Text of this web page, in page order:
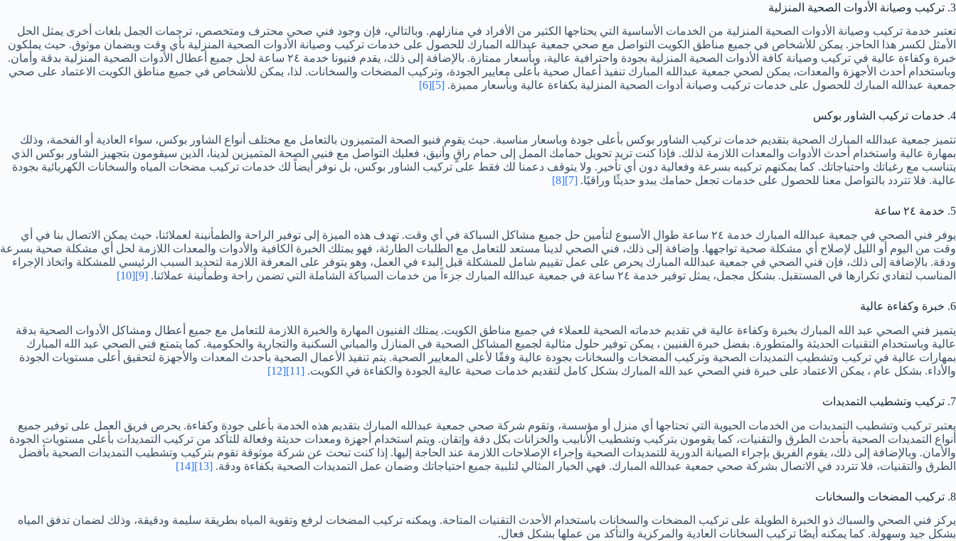
3. تركيب وصيانة الأدوات الصحية المنزلية
تعتبر خدمة تركيب وصيانة الأدوات الصحية المنزلية من الخدمات الأساسية التي يحتاجها الكثير من الأفراد في منازلهم. وبالتالي، فإن وجود فني صحي محترف ومتخصص، ترجمات الجمل بلغات أخرى يمثل الحل
الأمثل لكسر هذا الحاجز. يمكن للأشخاص في جميع مناطق الكويت التواصل مع صحي جمعية عبدالله المبارك للحصول على خدمات تركيب وصيانة الأدوات الصحية المنزلية بأي وقت وبضمان موثوق. حيث يملكون
خبرة وكفاءة عالية في تركيب وصيانة كافة الأدوات الصحية المنزلية بجودة واحترافية عالية، وبأسعار ممتازة. بالإضافة إلى ذلك، يقدم فنيونا خدمة ٢٤ ساعة لحل جميع أعطال الأدوات الصحية المنزلية بدقة وأمان.
وباستخدام أحدث الأجهزة والمعدات، يمكن لصحي جمعية عبدالله المبارك تنفيذ أعمال صحية بأعلى معايير الجودة، وتركيب المضخات والسخانات. لذا، يمكن للأشخاص في جميع مناطق الكويت الاعتماد على صحي
جمعية عبدالله المبارك للحصول على خدمات تركيب وصيانة أدوات الصحية المنزلية بكفاءة عالية وبأسعار مميزة. [5]
[6]
4. خدمات تركيب الشاور بوكس
تتميز جمعية عبدالله المبارك الصحية بتقديم خدمات تركيب الشاور بوكس بأعلى جودة وباسعار مناسبة. حيث يقوم فنيو الصحة المتميزون بالتعامل مع مختلف أنواع الشاور بوكس، سواء العادية أو الفخمة، وذلك
بمهارة عالية واستخدام أحدث الأدوات والمعدات اللازمة لذلك. فإذا كنت تريد تحويل حمامك الممل إلى حمام راقٍ وأنيق، فعليك التواصل مع فنيي الصحة المتميزين لدينا، الذين سيقومون بتجهيز الشاور بوكس الذي
يتناسب مع رغباتك واحتياجاتك. كما يمكنهم تركيبه بسرعة وفعالية دون أي تأخير. ولا يتوقف دعمنا لك فقط على تركيب الشاور بوكس، بل نوفر أيضاً لك خدمات تركيب مضخات المياه والسخانات الكهربائية بجودة
عالية. فلا تتردد بالتواصل معنا للحصول على خدمات تجعل حمامك يبدو حديثًا وراقيًا. [7]
[8]
5. خدمة ٢٤ ساعة
يوفر فني الصحي في جمعية عبدالله المبارك خدمة ٢٤ ساعة طوال الأسبوع لتأمين حل جميع مشاكل السباكة في أي وقت. تهدف هذه الميزة إلى توفير الراحة والطمأنينة لعملائنا، حيث يمكن الاتصال بنا في أي
وقت من اليوم أو الليل لإصلاح أي مشكلة صحية تواجهها. وإضافة إلى ذلك، فني الصحي لدينا مستعد للتعامل مع الطلبات الطارئة، فهو يمتلك الخبرة الكافية والأدوات والمعدات اللازمة لحل أي مشكلة صحية بسرعة
ودقة. بالإضافة إلى ذلك، فإن فني الصحي في جمعية عبدالله المبارك يحرص على عمل تقييم شامل للمشكلة قبل البدء في العمل، وهو يتوفر على المعرفة اللازمة لتحديد السبب الرئيسي للمشكلة واتخاذ الإجراء
المناسب لتفادي تكرارها في المستقبل. بشكل مجمل، يمثل توفير خدمة ٢٤ ساعة في جمعية عبدالله المبارك جزءاً من خدمات السباكة الشاملة التي تضمن راحة وطمأنينة عملائنا.
[9]
[10]
6. خبرة وكفاءة عالية
يتميز فني الصحي عبد الله المبارك بخبرة وكفاءة عالية في تقديم خدماته الصحية للعملاء في جميع مناطق الكويت. يمتلك الفنيون المهارة والخبرة اللازمة للتعامل مع جميع أعطال ومشاكل الأدوات الصحية بدقة
عالية وباستخدام التقنيات الحديثة والمتطورة. بفضل خبرة الفنيين ، يمكن توفير حلول مثالية لجميع المشاكل الصحية في المنازل والمباني السكنية والتجارية والحكومية. كما يتمتع فني الصحي عبد الله المبارك
بمهارات عالية في تركيب وتشطيب التمديدات الصحية وتركيب المضخات والسخانات بجودة عالية وفقًا لأعلى المعايير الصحية. يتم تنفيذ الأعمال الصحية بأحدث المعدات والأجهزة لتحقيق أعلى مستويات الجودة
والأداء. بشكل عام ، يمكن الاعتماد على خبرة فني الصحي عبد الله المبارك بشكل كامل لتقديم خدمات صحية عالية الجودة والكفاءة في الكويت. [11]
[12]
7. تركيب وتشطيب التمديدات
يعتبر تركيب وتشطيب التمديدات من الخدمات الحيوية التي تحتاجها أي منزل أو مؤسسة، وتقوم شركة صحي جمعية عبدالله المبارك بتقديم هذه الخدمة بأعلى جودة وكفاءة. يحرص فريق العمل على توفير جميع
أنواع التمديدات الصحية بأحدث الطرق والتقنيات، كما يقومون بتركيب وتشطيب الأنابيب والخزانات بكل دقة وإتقان. ويتم استخدام أجهزة ومعدات حديثة وفعالة للتأكد من تركيب التمديدات بأعلى مستويات الجودة
والأمان. وبالإضافة إلى ذلك، يقوم الفريق بإجراء الصيانة الدورية للتمديدات الصحية وإجراء الإصلاحات اللازمة عند الحاجة إليها. إذا كنت تبحث عن شركة موثوقة تقوم بتركيب وتشطيب التمديدات الصحية بأفضل
الطرق والتقنيات، فلا تتردد في الاتصال بشركة صحي جمعية عبدالله المبارك. فهي الخيار المثالي لتلبية جميع احتياجاتك وضمان عمل التمديدات الصحية بكفاءة ودقة. [13]
[14]
8. تركيب المضخات والسخانات
يركز فني الصحي والسباك ذو الخبرة الطويلة على تركيب المضخات والسخانات باستخدام الأحدث التقنيات المتاحة. ويمكنه تركيب المضخات لرفع وتقوية المياه بطريقة سليمة ودقيقة، وذلك لضمان تدفق المياه
بشكل جيد وسهولة. كما يمكنه أيضًا تركيب السخانات العادية والمركزية والتأكد من عملها بشكل فعال.